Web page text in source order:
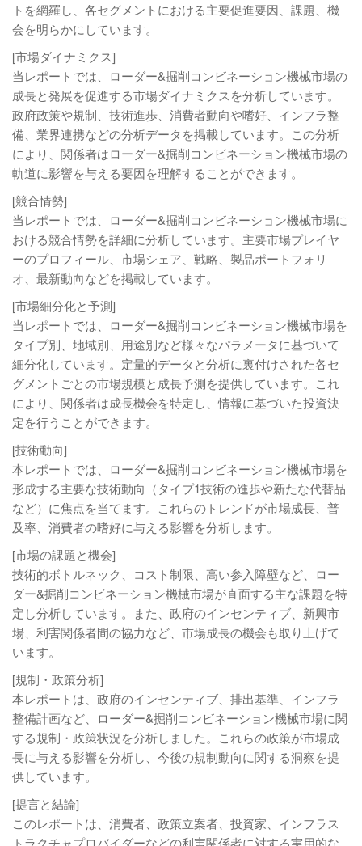
トを網羅し、各セグメントにおける主要促進要因、課題、機
会を明らかにしています。
[市場ダイナミクス]
当レポートでは、ローダー&掘削コンビネーション機械市場の
成長と発展を促進する市場ダイナミクスを分析しています。
政府政策や規制、技術進歩、消費者動向や嗜好、インフラ整
備、業界連携などの分析データを掲載しています。この分析
により、関係者はローダー&掘削コンビネーション機械市場の
軌道に影響を与える要因を理解することができます。
[競合情勢]
当レポートでは、ローダー&掘削コンビネーション機械市場に
おける競合情勢を詳細に分析しています。主要市場プレイヤ
ーのプロフィール、市場シェア、戦略、製品ポートフォリ
オ、最新動向などを掲載しています。
[市場細分化と予測]
当レポートでは、ローダー&掘削コンビネーション機械市場を
タイプ別、地域別、用途別など様々なパラメータに基づいて
細分化しています。定量的データと分析に裏付けされた各セ
グメントごとの市場規模と成長予測を提供しています。これ
により、関係者は成長機会を特定し、情報に基づいた投資決
定を行うことができます。
[技術動向]
本レポートでは、ローダー&掘削コンビネーション機械市場を
形成する主要な技術動向（タイプ1技術の進歩や新たな代替品
など）に焦点を当てます。これらのトレンドが市場成長、普
及率、消費者の嗜好に与える影響を分析します。
[市場の課題と機会]
技術的ボトルネック、コスト制限、高い参入障壁など、ロー
ダー&掘削コンビネーション機械市場が直面する主な課題を特
定し分析しています。また、政府のインセンティブ、新興市
場、利害関係者間の協力など、市場成長の機会も取り上げて
います。
[規制・政策分析]
本レポートは、政府のインセンティブ、排出基準、インフラ
整備計画など、ローダー&掘削コンビネーション機械市場に関
する規制・政策状況を分析しました。これらの政策が市場成
長に与える影響を分析し、今後の規制動向に関する洞察を提
供しています。
[提言と結論]
このレポートは、消費者、政策立案者、投資家、インフラス
トラクチャプロバイダーなどの利害関係者に対する実用的な